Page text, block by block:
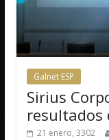
Galnet ESP
Sirius
resultados
21 enero, 3302